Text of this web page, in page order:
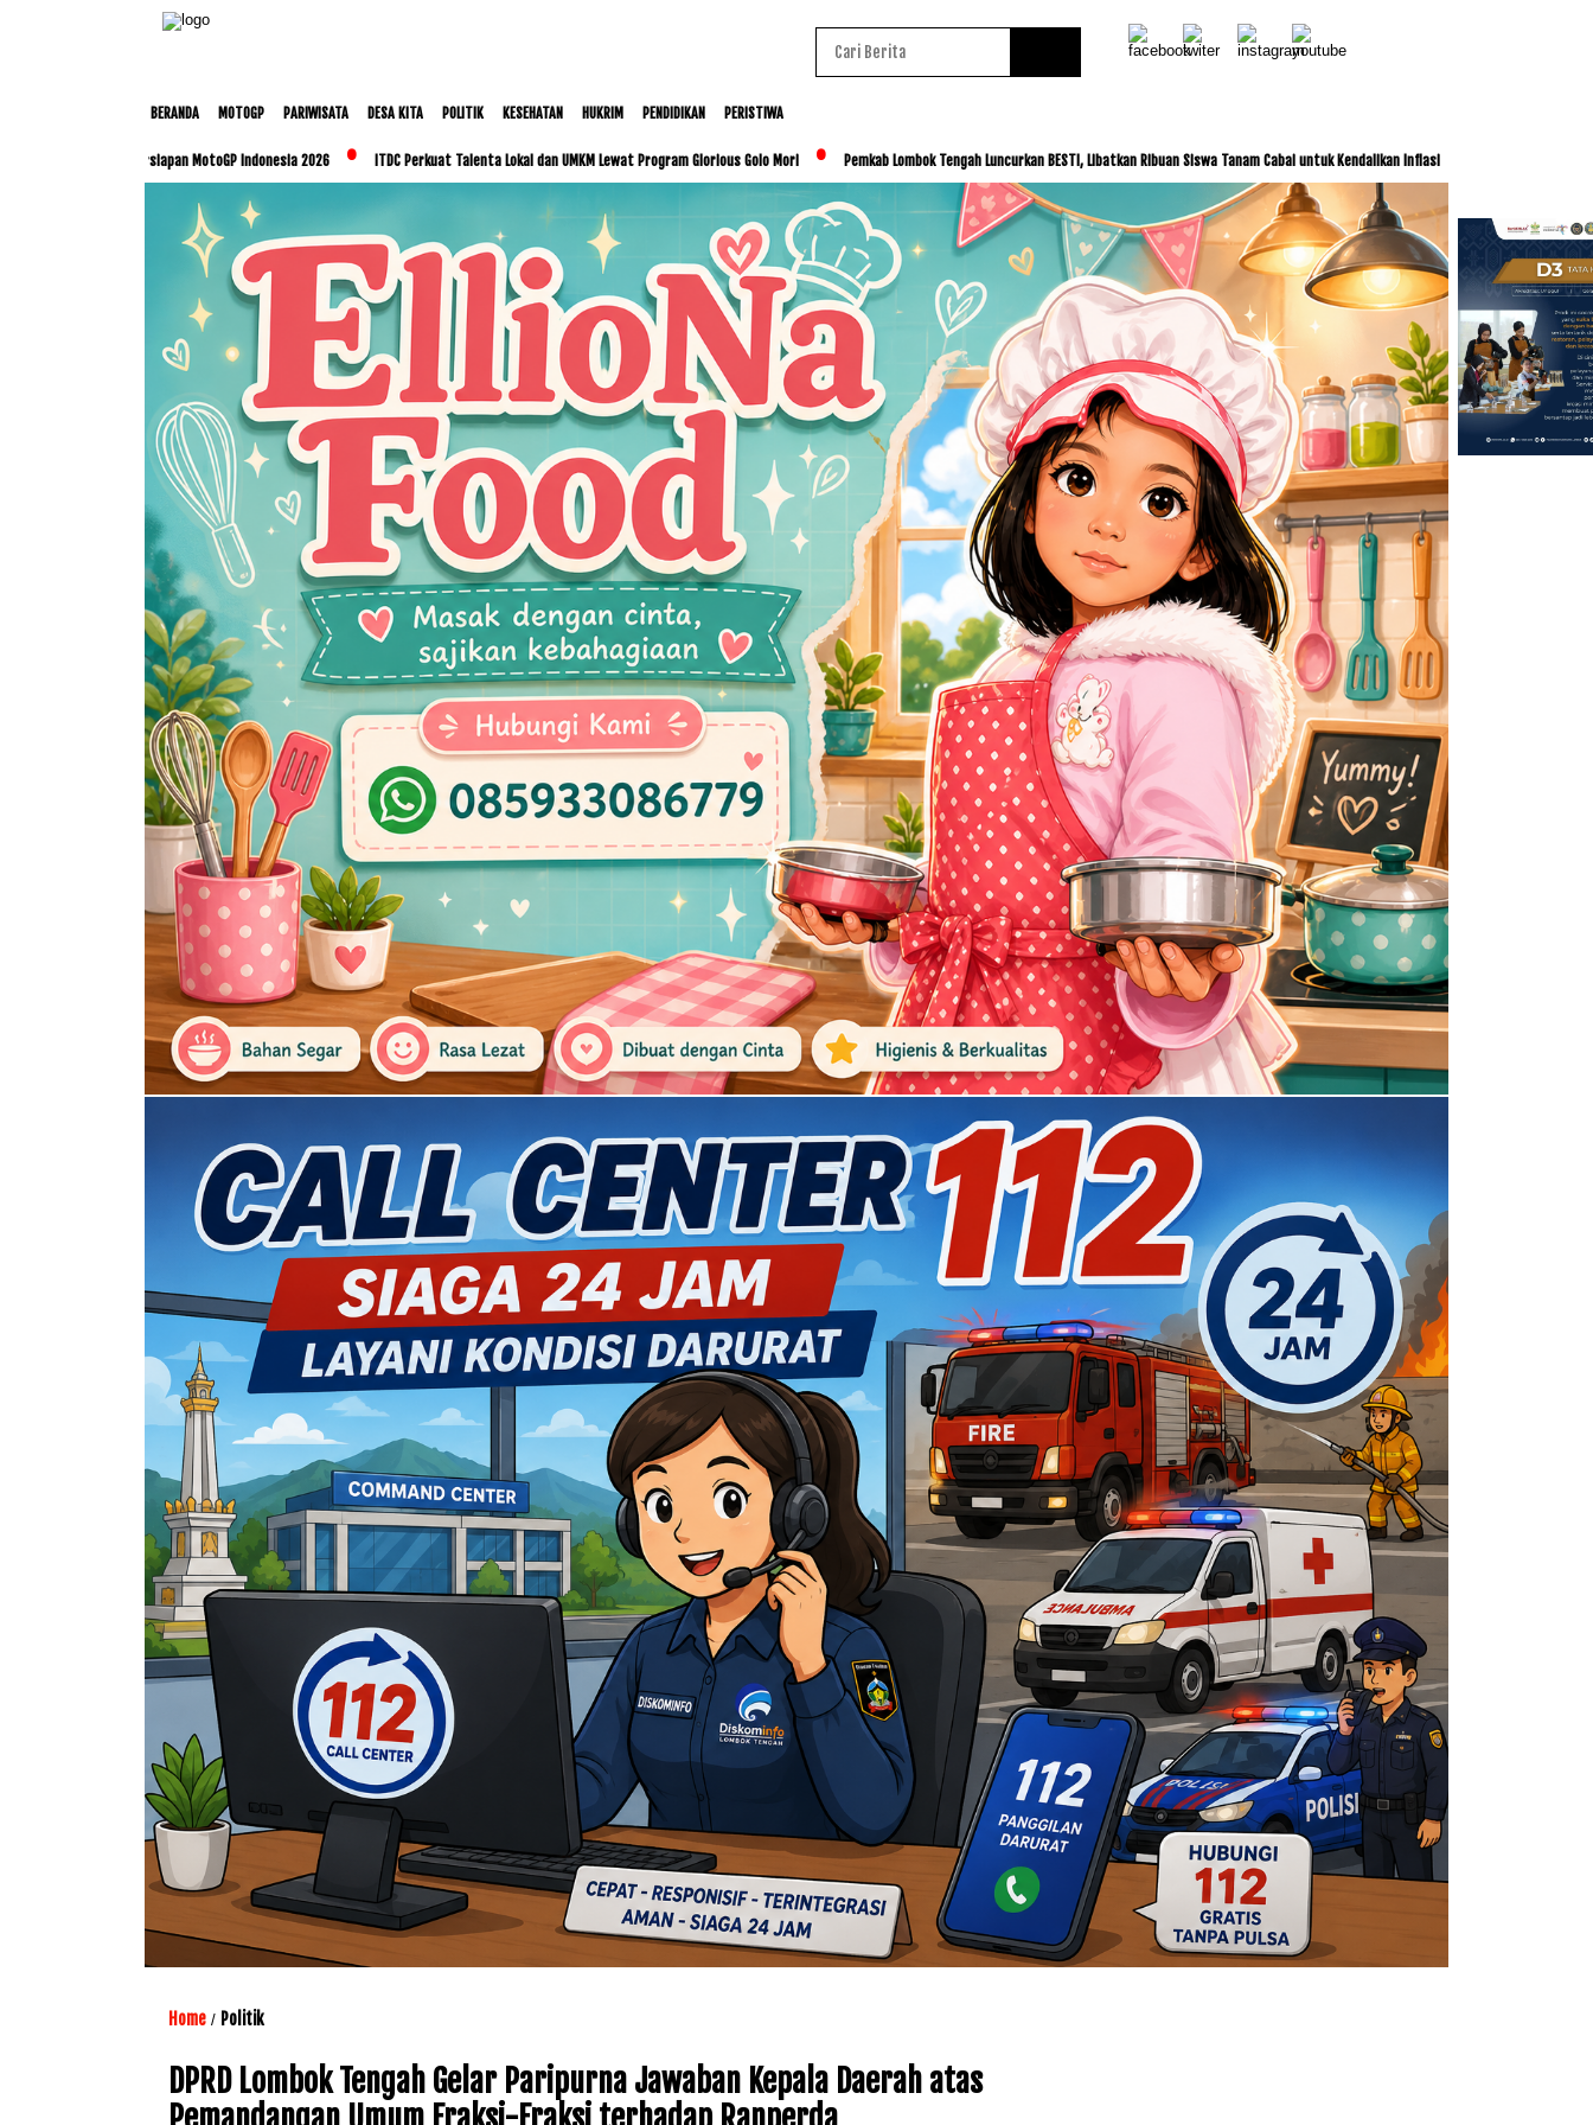
BERANDA MOTOGP PARIWISATA DESA KITA POLITIK KESEHATAN HUKRIM PENDIDIKAN PERISTIWA
Persiapan MotoGP Indonesia 2026 ITDC Perkuat Talenta Lokal dan UMKM Lewat Program Glorious Golo Mori Pemkab Lombok Tengah Luncurkan BESTI, Libatkan Ribuan Siswa Tanam Cabai untuk Kendalikan Inflasi ITDC dan IMI Jalin Kerja Sama
Home / Politik
DPRD Lombok Tengah Gelar Paripurna Jawaban Kepala Daerah atas
Pemandangan Umum Fraksi-Fraksi terhadap Ranperda